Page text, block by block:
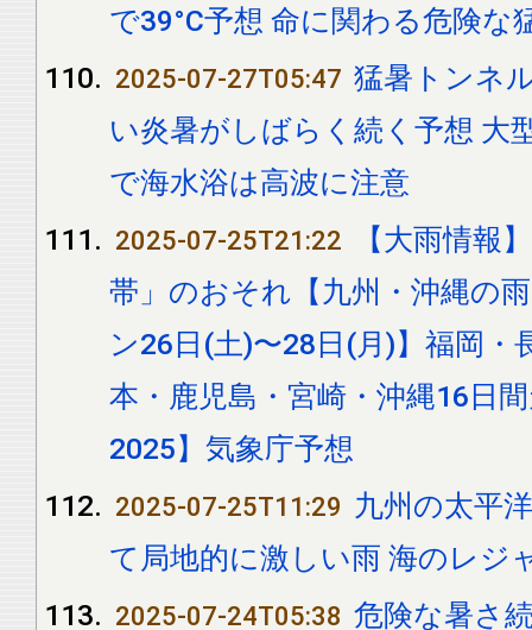
で39°C予想 命に関わる危険な
2025-07-27T05:47 猛暑トンネ
い炎暑がしばらく続く予想 大
で海水浴は高波に注意
2025-07-25T21:22
【大雨情報
帯」のおそれ【九州・沖縄の
ン26日(土)〜28日(月)】福岡・
本・鹿児島・宮崎・沖縄16日
2025】気象庁予想
2025-07-25T11:29 九州の太平
て局地的に激しい雨 海のレジ
2025-07-24T05:38 危険な暑さ